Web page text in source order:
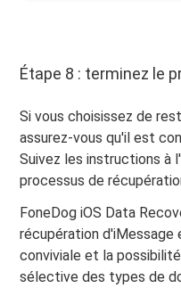
Étape 8 : terminez le
Si vous choisissez de
assurez-vous qu'il est
Suivez les instructions à
processus de
FoneDog iOS Data
récupération
conviviale et la
sélective des types de